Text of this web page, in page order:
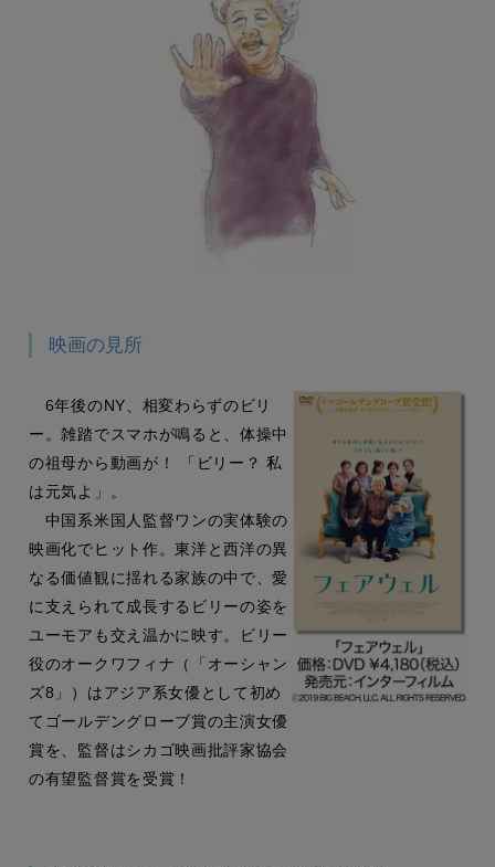
映画の見所
6年後のNY、相変わらずのビリ
ー。雑踏でスマホが鳴ると、体操中
の祖母から動画が！ 「ビリー？ 私
は元気よ」。
中国系米国人監督ワンの実体験の
映画化でヒット作。東洋と西洋の異
なる価値観に揺れる家族の中で、愛
に支えられて成長するビリーの姿を
ユーモアも交え温かに映す。ビリー
役のオークワフィナ（「オーシャン
ズ8」）はアジア系女優として初め
てゴールデングローブ賞の主演女優
賞を、監督はシカゴ映画批評家協会
の有望監督賞を受賞！